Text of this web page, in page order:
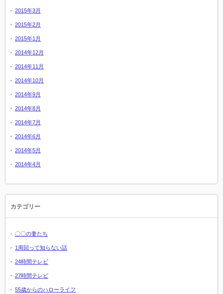
2015年3月
2015年2月
2015年1月
2014年12月
2014年11月
2014年10月
2014年9月
2014年8月
2014年7月
2014年6月
2014年5月
2014年4月
カテゴリー
〇〇の妻たち
1周回って知らない話
24時間テレビ
27時間テレビ
55歳からのハローライフ